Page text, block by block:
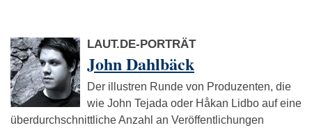
LAUT.DE-PORTRÄT
John Dahlbäck
Der illustren Runde von Produzenten, die
wie John Tejada oder Håkan Lidbo auf eine
überdurchschnittliche Anzahl an Veröffentlichungen